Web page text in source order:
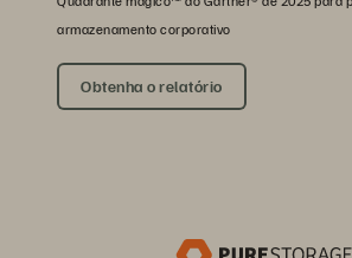
armazenamento corporativo
Obtenha o relatório